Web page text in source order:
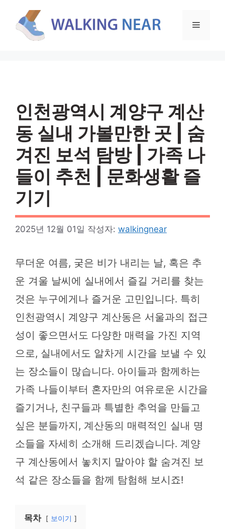
메
인천광역시 계양구 계산
동 실내 가볼만한 곳 | 숨
겨진 보석 탐방 | 가족 나
들이 추천 | 문화생활 즐
기기
2025년 12월 01일 작성자: walkingnear
무더운 여름, 궂은 비가 내리는 날, 혹은 추
운 겨울 날씨에 실내에서 즐길 거리를 찾는
것은 누구에게나 즐거운 고민입니다. 특히
인천광역시 계양구 계산동은 서울과의 접근
성이 좋으면서도 다양한 매력을 가진 지역
으로, 실내에서도 알차게 시간을 보낼 수 있
는 장소들이 많습니다. 아이들과 함께하는
가족 나들이부터 혼자만의 여유로운 시간을
즐기거나, 친구들과 특별한 추억을 만들고
싶은 분들까지, 계산동의 매력적인 실내 명
소들을 자세히 소개해 드리겠습니다. 계양
구 계산동에서 놓치지 말아야 할 숨겨진 보
석 같은 장소들을 함께 탐험해 보시죠!
목차 보이기